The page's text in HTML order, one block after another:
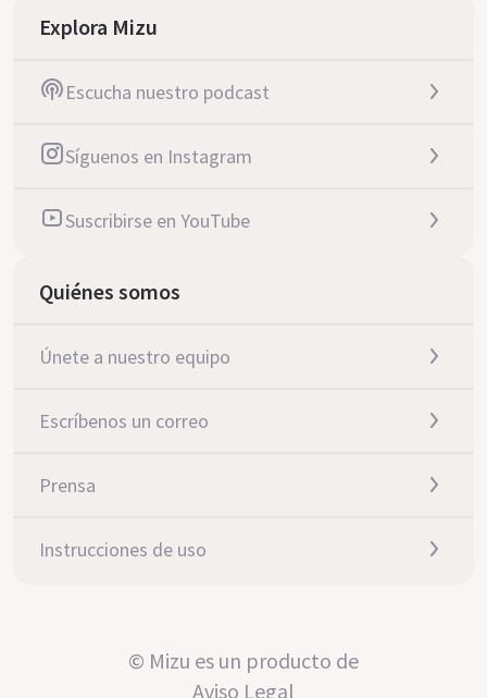
Explora Mizu
Escucha nuestro podcast
Síguenos en Instagram
Suscribirse en YouTube
Quiénes somos
Únete a nuestro equipo
Escríbenos un correo
Prensa
Instrucciones de uso
© Mizu es un producto de
Aviso Legal